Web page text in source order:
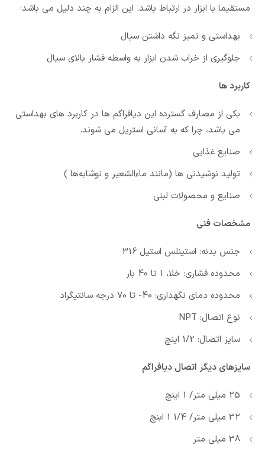
مستقیما با ابزار در ارتباط باشد. این الزام به چند دلیل می باشد:
بهداستی و تمیز نگه داشتن سیال
جلوگیری از خراب شدن ابزار به واسطه فشار بالای سیال
کاربرد ها
بکی از مصارف گسترده این دیافراگم ها در کاربرد های بهداستی
می باشد، چرا که به آسانی استریل می شوند.
صنایع غذایی
تولید نوشیدنی ها (مانند ماءالشعیر و نوشابه‌ها )
صنایع و محصولات لبنی
مشخصات فنی
جنس بدنه: استینلس استیل 316
محدوده فشاری: خلا، 1 تا 40 بار
محدوده دمای نگهداری: 40- تا 70 درجه سانتیگراد
نوع اتصال: NPT
سایز اتصال: 1/2 اینچ
سایزهای دیگر اتصال دیافراگم
25 میلی متر/ 1 اینچ
32 میلی متر/ 1/4 1 ابنچ
38 میلی متر